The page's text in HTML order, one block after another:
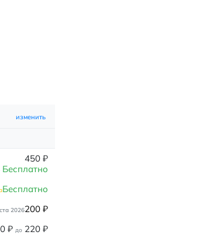
изменить
450 ₽
Бесплатно
Бесплатно
2026200 ₽
₽ до 220 ₽